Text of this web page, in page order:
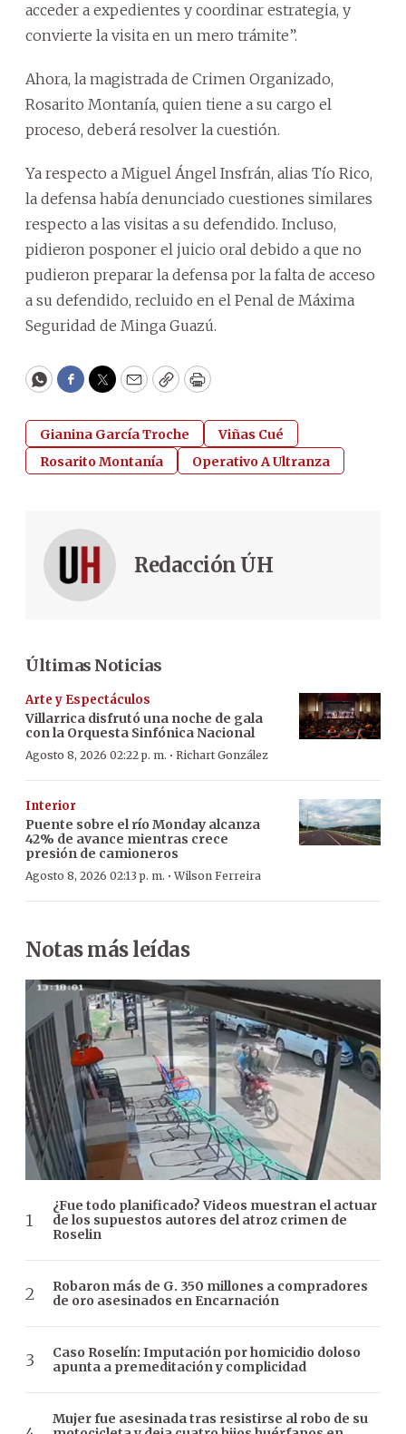
acceder a expedientes y coordinar estrategia, y
convierte la visita en un mero trámite”.
Ahora, la magistrada de Crimen Organizado,
Rosarito Montanía, quien tiene a su cargo el
proceso, deberá resolver la cuestión.
Ya respecto a Miguel Ángel Insfrán, alias Tío Rico,
la defensa había denunciado cuestiones similares
respecto a las visitas a su defendido. Incluso,
pidieron posponer el juicio oral debido a que no
pudieron preparar la defensa por la falta de acceso
a su defendido, recluido en el Penal de Máxima
Seguridad de Minga Guazú.
WhatsApp
Facebook
Twitter
EmailCopyPrint
Gianina García Troche
Viñas Cué
Rosarito Montanía
Operativo A Ultranza
Redacción ÚH
Últimas Noticias
Arte y Espectáculos
Villarrica disfrutó una noche de gala
con la Orquesta Sinfónica Nacional
Agosto 8, 2026 02:22 p. m. · Richart González
Interior
Puente sobre el río Monday alcanza
42% de avance mientras crece
presión de camioneros
Agosto 8, 2026 02:13 p. m. ·Wilson Ferreira
Notas más leídas
¿Fue todo planificado? Videos muestran el actuar
de los supuestos autores del atroz crimen de
Roselin
Robaron más de G. 350 millones a compradores
de oro asesinados en Encarnación
Caso Roselín: Imputación por homicidio doloso
apunta a premeditación y complicidad
Mujer fue asesinada tras resistirse al robo de su